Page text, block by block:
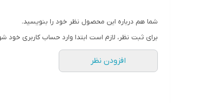
شما هم درباره این محصول نظر خود را بنویسید.
برای ثبت نظر، لازم است ابتدا وارد حساب کاربری خود
افزودن نظر